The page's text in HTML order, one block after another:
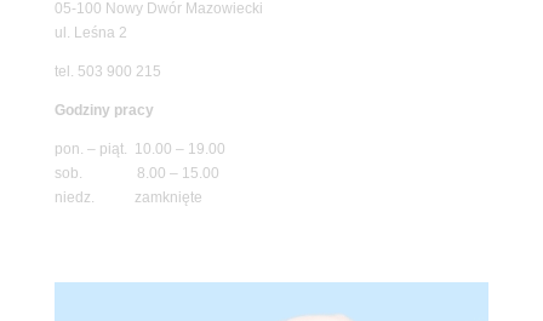
05-100 Nowy Dwór Mazowiecki
ul. Leśna 2
tel. 503 900 215
Godziny pracy
pon. – piąt. 10.00 – 19.00
sob. 8.00 – 15.00
niedz. zamknięte